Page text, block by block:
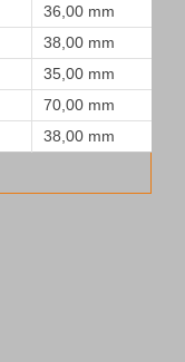
36,00 mm
38,00 mm
35,00 mm
70,00 mm
38,00 mm